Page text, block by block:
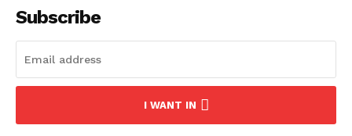
Subscribe
I WANT IN